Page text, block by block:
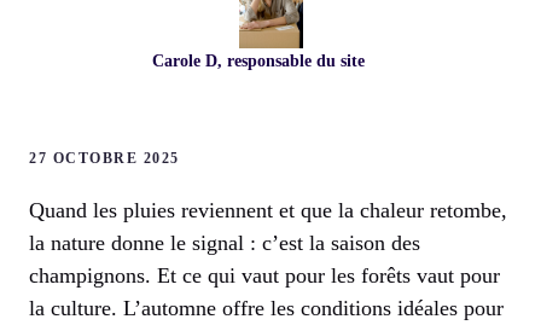
Carole D, responsable du site
27 OCTOBRE 2025
Quand les pluies reviennent et que la chaleur retombe,
la nature donne le signal : c’est la saison des
champignons. Et ce qui vaut pour les forêts vaut pour
la culture. L’automne offre les conditions idéales pour